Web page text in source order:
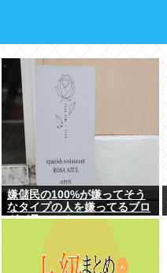
嫌儲民の100%が嫌ってそう
なタイプの人を嫌ってるブロ
グが見つかる